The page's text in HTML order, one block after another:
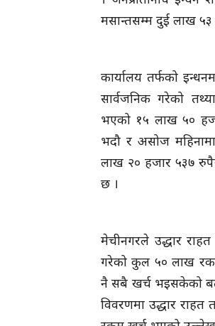
मसान्तसम्म दुई लाख
कार्यालय तर्फको
सार्वजनिक गरेको
भएको १५ लाख ५०
भदौ र असोज
लाख २० हजार ५३७
छ ।
मेचीनगरले उद्धार
गरेको कुल ५० लाख रकम
नै सबै खर्च भइसकेको
विवरणमा उद्धार